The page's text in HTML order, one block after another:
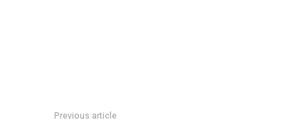
Previous article